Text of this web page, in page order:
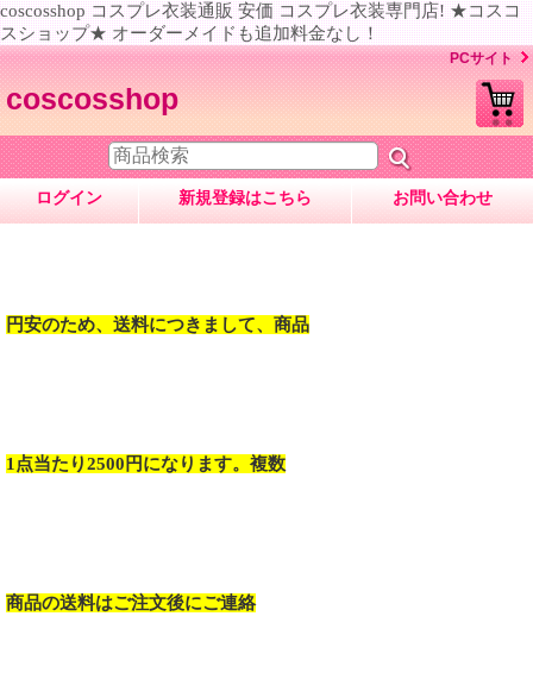
coscosshop コスプレ衣装通販 安価 コスプレ衣装専門店! ★コスコ
スショップ★ オーダーメイドも追加料金なし！
PCサイト
coscosshop
ログイン 新規登録はこちら お問い合わせ
円安のため、送料につきまして、商品
1点当たり2500円になります。複数
商品の送料はご注文後にご連絡